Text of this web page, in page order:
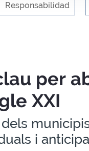
Responsabilidad
per
XXI
i